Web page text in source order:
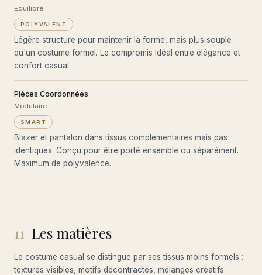
Équilibre
POLYVALENT
Légère structure pour maintenir la forme, mais plus souple
qu'un costume formel. Le compromis idéal entre élégance et
confort casual.
Pièces Coordonnées
Modulaire
SMART
Blazer et pantalon dans tissus complémentaires mais pas
identiques. Conçu pour être porté ensemble ou séparément.
Maximum de polyvalence.
11 Les matières
Le costume casual se distingue par ses tissus moins formels :
textures visibles, motifs décontractés, mélanges créatifs.